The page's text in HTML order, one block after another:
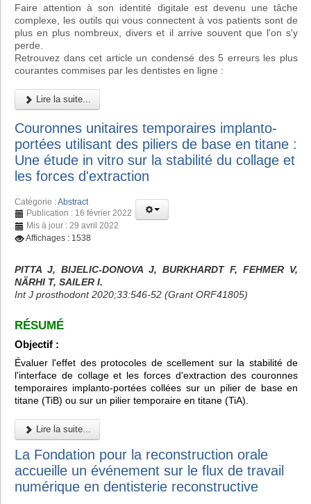
Faire attention à son identité digitale est devenu une tâche
complexe, les outils qui vous connectent à vos patients sont de
plus en plus nombreux, divers et il arrive souvent que l'on s'y
perde.
Retrouvez dans cet article un condensé des 5 erreurs les plus
courantes commises par les dentistes en ligne :
Lire la suite...
Couronnes unitaires temporaires implanto-
portées utilisant des piliers de base en titane :
Une étude in vitro sur la stabilité du collage et
les forces d'extraction
Catégorie :Abstract
Publication : 16 février 2022
Mis à jour : 29 avril 2022
Affichages : 1538
PITTA J, BIJELIC-DONOVA J, BURKHARDT F, FEHMER V,
NÄRHI T, SAILER I.
Int J prosthodont 2020;33:546-52 (Grant ORF41805)
RÉSUMÉ
Objectif :
Évaluer l'effet des protocoles de scellement sur la stabilité de
l'interface de collage et les forces d'extraction des couronnes
temporaires implanto-portées collées sur un pilier de base en
titane (TiB) ou sur un pilier temporaire en titane (TiA).
Lire la suite...
La Fondation pour la reconstruction orale
accueille un événement sur le flux de travail
numérique en dentisterie reconstructive